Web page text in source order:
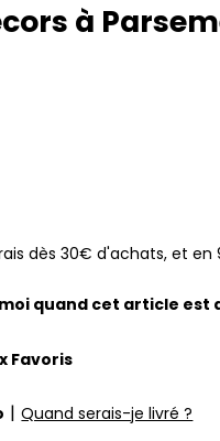
à
dès 30€ d'achats, et en
quand cet article est
Favoris
| Quand serais-je livré ?